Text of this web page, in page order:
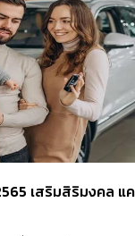
“ส่งมอบความห่ว
” ซึ่งจะเป็นการนำรายไ
ภายในงานสามารถเลือก
สุดมากกว่า 70% ยิ่งซื้อยิ่ง
โดยไม่มีค่าใช้จ่าย (จำนว
การตรวจวัดความดัน ตร
โนมัติ (Auto Refraction)
ตรวจสแกนฟั
เสริมสิริมงคล